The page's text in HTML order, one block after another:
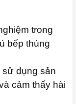
trong
bếp thùng
dụng sản
cảm thấy hài